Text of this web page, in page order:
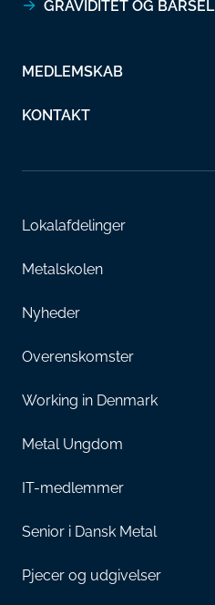
GRAVIDITET OG BARSEL
MEDLEMSKAB
KONTAKT
Lokalafdelinger
Metalskolen
Nyheder
Overenskomster
Working in Denmark
Metal Ungdom
IT-medlemmer
Senior i Dansk Metal
Pjecer og udgivelser